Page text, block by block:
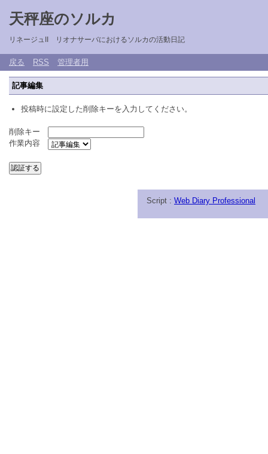
天秤座のソルカ
リネージュII リオナサーバにおけるソルカの活動日記
戻る RSS 管理者用
記事編集
投稿時に設定した削除キーを入力してください。
削除キー
作業内容
Script : Web Diary Professional